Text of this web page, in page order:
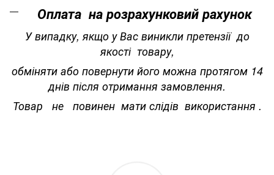
Оплата на розрахунковий рахунок
У випадку, якщо у Вас виникли претензії до
якості товару,
обміняти або повернути його можна протягом 14
днів після отримання замовлення.
Товар не повинен мати слідів використання .